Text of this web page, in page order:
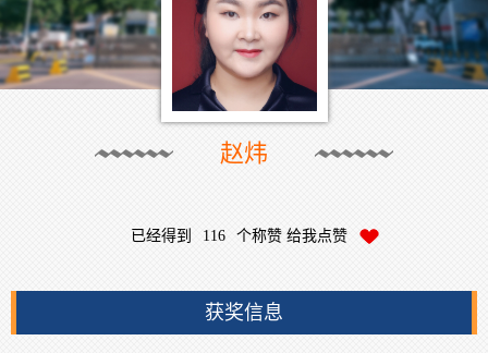
赵炜
已经得到 116 个称赞 给我点赞
获奖信息